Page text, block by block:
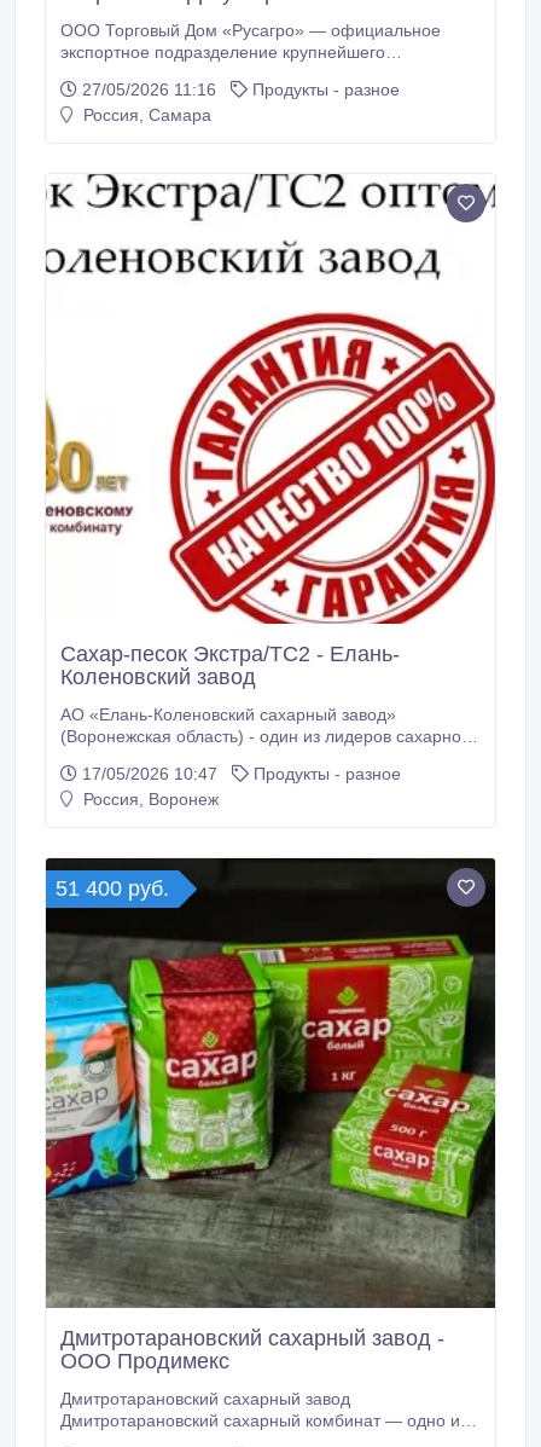
ООО Торговый Дом «Русагро» — официальное
экспортное подразделение крупнейшего
поставки сельхозпродукции и ингредиентов с
заводов Поволжья: АО
«Русагро-Саратов». Наша продукция: Растительные
масла (Halal): * Подсолнечное масло
(рафинированное и нерафинированное).
27/05/2026 11:16
Продукты - разное
Россия, Самара
Сахар-песок Экстра/ТС2 - Елань-
Коленовский завод
АО «Елань-Коленовский сахарный завод»
(Воронежская область) - один из лидеров сахарной
сахар-песок собственного производства,
соответствующий ГОСТ 33222-2015. Мы
экспортных направлениях.
17/05/2026 10:47
Продукты - разное
Россия, Воронеж
51 400 руб.
Дмитротарановский сахарный завод -
ООО Продимекс
Дмитротарановский сахарный завод
Дмитротарановский сахарный комбинат — одно из